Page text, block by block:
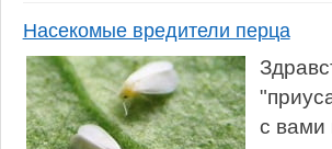
Насекомые вредители перца
с вами